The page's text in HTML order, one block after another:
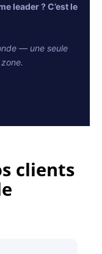
leader ? C’est le
— une seule
clients